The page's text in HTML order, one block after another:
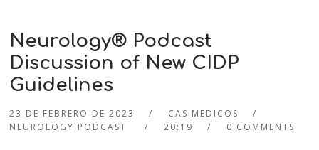
Neurology® Podcast
Discussion of New CIDP
Guidelines
23 DE FEBRERO DE 2023
CASIMEDICOS
NEUROLOGY PODCAST
20:19 0 COMMENTS